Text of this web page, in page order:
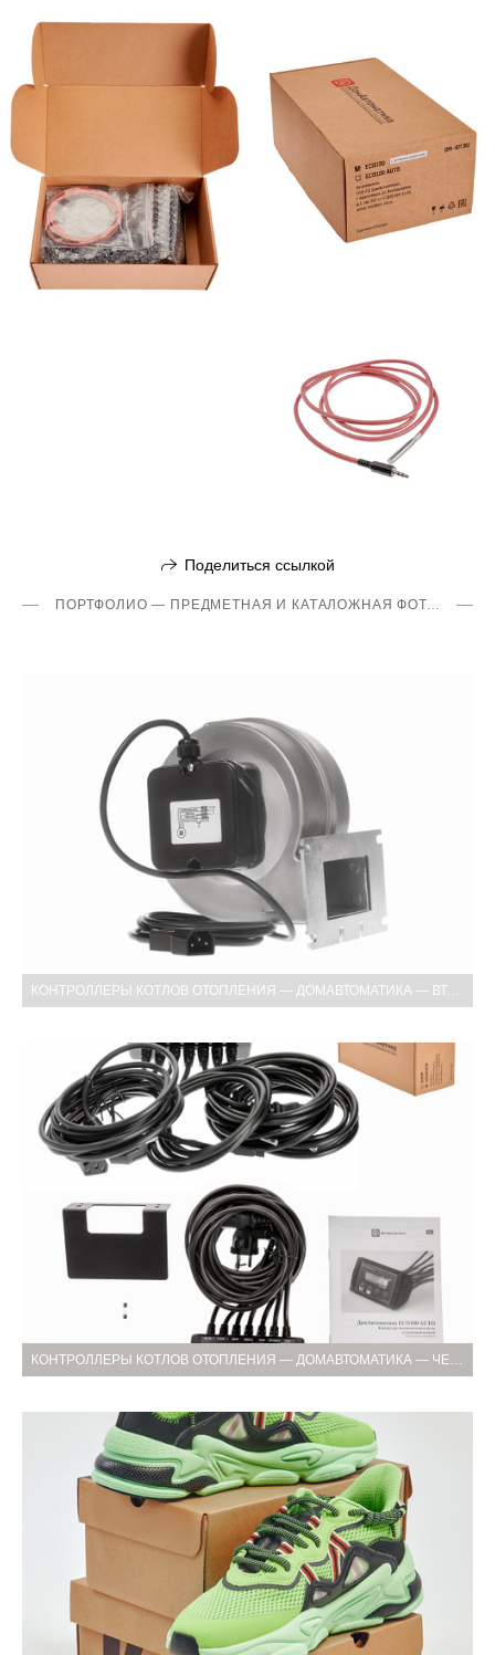
Поделиться ссылкой
ПОРТФОЛИО — ПРЕДМЕТНАЯ И КАТАЛОЖНАЯ ФОТОСЪЁМКА
КОНТРОЛЛЕРЫ КОТЛОВ ОТОПЛЕНИЯ — ДОМАВТОМАТИКА — ВТОРАЯ И ТРЕТЬЯ СЪЁМКА